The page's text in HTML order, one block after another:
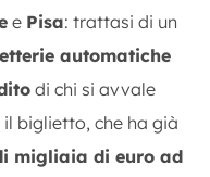
e Pisa: trattasi di un
automatiche
di chi si avvale
biglietto, che ha già
migliaia di euro ad